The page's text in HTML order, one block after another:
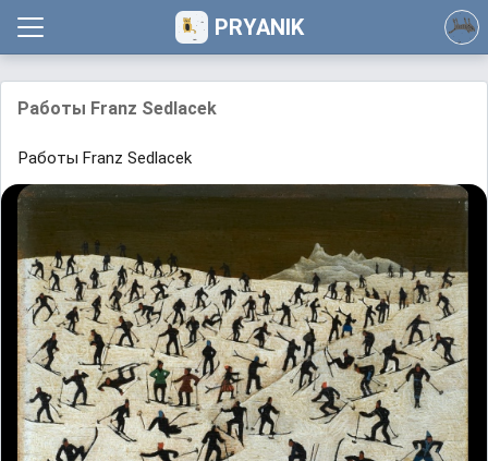
PRYANIK
Работы Franz Sedlacek
Работы Franz Sedlacek